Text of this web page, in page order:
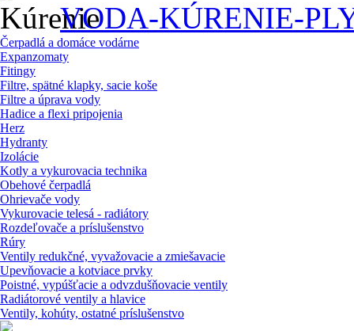
VODA-KÚRENIE-
Čerpadlá a domáce vodárne
Expanzomaty
Fitingy
Filtre, spätné klapky, sacie koše
Filtre a úprava vody
Hadice a flexi pripojenia
Herz
Hydranty
Izolácie
Kotly a vykurovacia technika
Obehové čerpadlá
Ohrievače vody
Vykurovacie telesá - radiátory
Rozdeľovače a príslušenstvo
Rúry
Ventily redukčné, vyvažovacie a zmiešavacie
Upevňovacie a kotviace prvky
Poistné, vypúšťacie a odvzdušňovacie ventily
Radiátorové ventily a hlavice
Ventily, kohúty, ostatné príslušenstvo